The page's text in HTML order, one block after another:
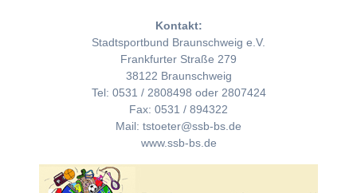
Kontakt:
Stadtsportbund Braunschweig e.V.
Frankfurter Straße 279
38122 Braunschweig
Tel: 0531 / 2808498 oder 2807424
Fax: 0531 / 894322
Mail: tstoeter@ssb-bs.de
www.ssb-bs.de